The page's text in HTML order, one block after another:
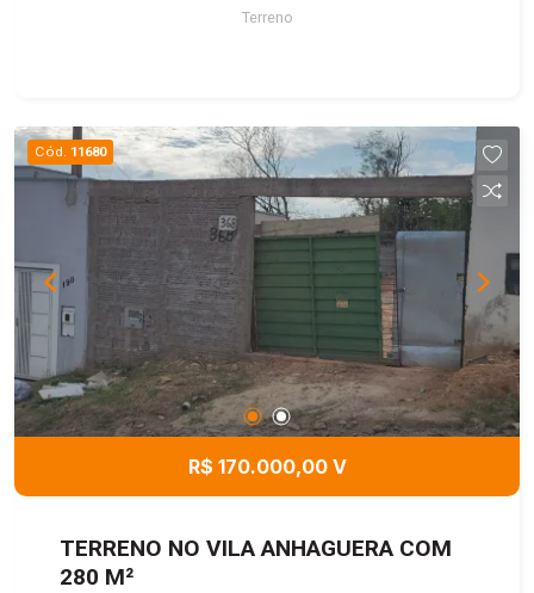
Terreno
Cód. 11680
R$ 170.000,00 V
TERRENO NO VILA ANHAGUERA COM
280 M²